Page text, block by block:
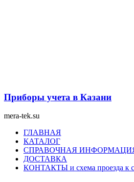
Приборы учета в Казани
mera-tek.su
МенюГЛАВНАЯ
КАТАЛОГ
СПРАВОЧНАЯ
ДОСТАВКА
КОНТАКТЫ и схема проезда к